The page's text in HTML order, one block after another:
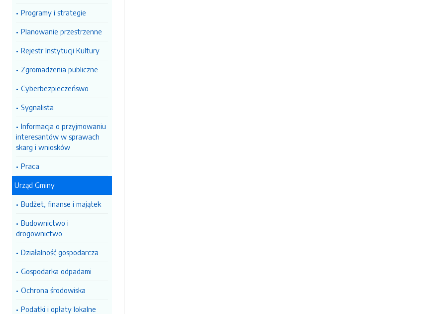
Programy i strategie
Planowanie przestrzenne
Rejestr Instytucji Kultury
Zgromadzenia publiczne
Cyberbezpieczeńswo
Sygnalista
Informacja o przyjmowaniu
interesantów w sprawach
skarg i wniosków
Praca
Urząd Gminy
Budżet, finanse i majątek
Budownictwo i
drogownictwo
Działalność gospodarcza
Gospodarka odpadami
Ochrona środowiska
Podatki i opłaty lokalne